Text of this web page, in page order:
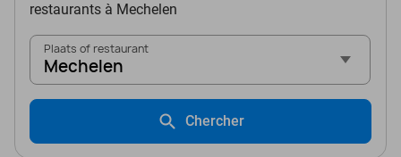
restaurants à Mechelen
Plaats of restaurant
Mechelen
Chercher